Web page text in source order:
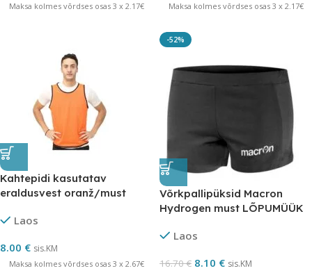
Maksa kolmes võrdses osas 3 x 2.17€ Maksa kolmes võrdses osas 3 x 2.17€
Kahtepidi kasutatav
eraldusvest oranž/must
Laos
8.00 € sis.KM
Maksa kolmes võrdses osas 3 x 2.67€
-52%
Võrkpallipüksid Macron
Hydrogen must LÕPUMÜÜK
Laos
16.70€ 8.10 € sis.KM